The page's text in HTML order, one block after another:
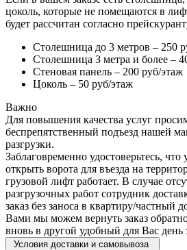
цоколь, которые не помещаются в
будет рассчитан согласно
Столешница до 3 метров – 250
Столешница 3 метра и более –
Стеновая панель – 200 руб/этаж
Цоколь – 50 руб/этаж
Важно
Для повышения качества услуг
беспрепятственный подъезд нашей
разгрузки.
Заблаговременно удостоверьтесь,
открыть ворота для въезда на
грузовой лифт работает. В случае
разгрузочных работ сотрудник
заказ без заноса в квартиру/частный
Вами мы можем вернуть заказ
вновь в другой удобный для Вас день
Условия доставки и самовывоза